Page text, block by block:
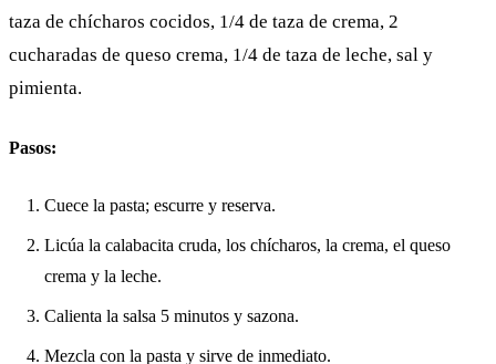
taza de chícharos cocidos, 1/4 de taza de crema, 2
cucharadas de queso crema, 1/4 de taza de leche, sal y
pimienta.
Pasos:
Cuece la pasta; escurre y reserva.
Licúa la calabacita cruda, los chícharos, la crema, el queso
crema y la leche.
Calienta la salsa 5 minutos y sazona.
Mezcla con la pasta y sirve de inmediato.